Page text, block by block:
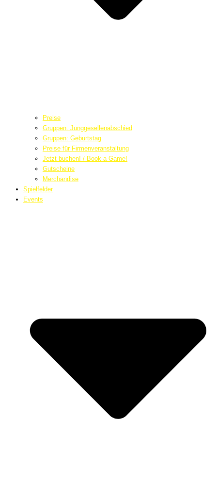
Preise
Gruppen: Junggesellenabschied
Gruppen: Geburtstag
Preise für Firmenveranstaltung
Jetzt buchen! / Book a Game!
Gutscheine
Merchandise
Spielfelder
Events